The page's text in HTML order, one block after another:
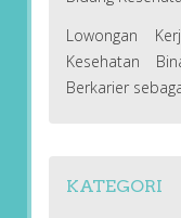
Lowongan
Kesehatan
Berkarier
KATEGORI